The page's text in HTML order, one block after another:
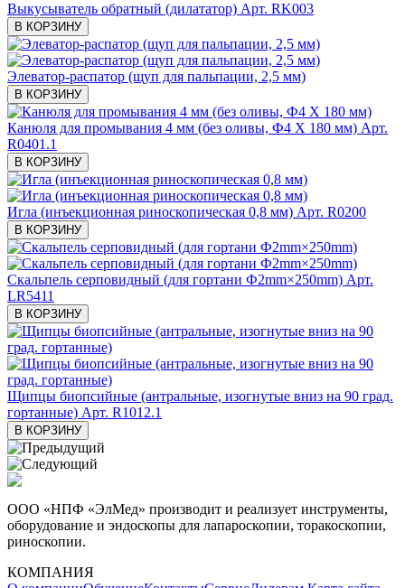
Выкусыватель обратный (дилататор) Арт. RK003
В КОРЗИНУ
Элеватор-распатор (щуп для пальпации, 2,5 мм)
В КОРЗИНУ
Канюля для промывания 4 мм (без оливы, Ф4 X 180 мм) Арт.
R0401.1
В КОРЗИНУ
Игла (инъекционная риноскопическая 0,8 мм) Арт. R0200
В КОРЗИНУ
Скальпель серповидный (для гортани Ф2mm×250mm) Арт.
LR5411
В КОРЗИНУ
Щипцы биопсийные (антральные, изогнутые вниз на 90 град.
гортанные) Арт. R1012.1
В КОРЗИНУ
ООО «НПФ «ЭлМед» производит и реализует инструменты,
оборудование и эндоскопы для лапароскопии, торакоскопии,
риноскопии.
КОМПАНИЯ